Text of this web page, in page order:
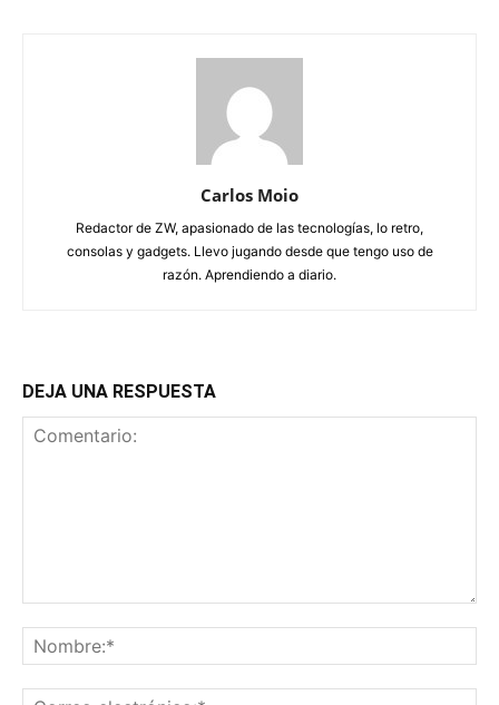
Carlos Moio
Redactor de ZW, apasionado de las tecnologías, lo retro,
consolas y gadgets. Llevo jugando desde que tengo uso de
razón. Aprendiendo a diario.
DEJA UNA RESPUESTA